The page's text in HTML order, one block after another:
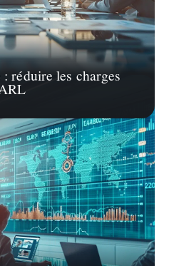
réduire les charges